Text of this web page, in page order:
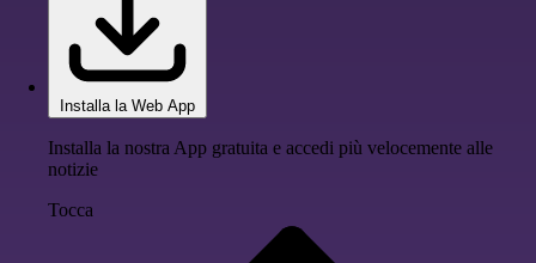
Installa la Web App
Installa la nostra App gratuita e accedi più velocemente alle
notizie
Tocca